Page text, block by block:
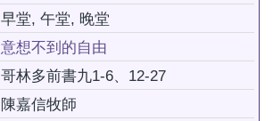
早堂, 午堂, 晚堂
意想不到的自由
哥林多前書九1-6、12-27
陳嘉信牧師